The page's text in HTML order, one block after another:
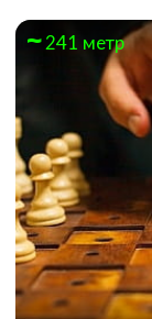
241 метр